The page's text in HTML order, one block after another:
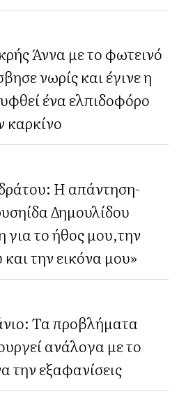
Άννα με το φωτεινό
νωρίς και έγινε η
ένα ελπιδοφόρο
καρκίνο
Η απάντηση-
Δημουλίδου
για το ήθος μου,την
την εικόνα μου»
Τα προβλήματα
ανάλογα με το
την εξαφανίσεις